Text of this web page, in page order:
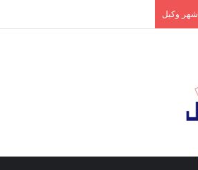
شهر وکیل